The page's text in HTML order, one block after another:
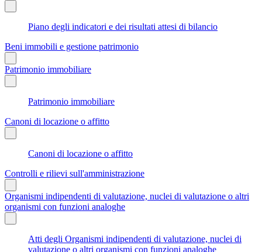
Piano degli indicatori e dei risultati attesi di bilancio
Beni immobili e gestione patrimonio
Patrimonio immobiliare
Patrimonio immobiliare
Canoni di locazione o affitto
Canoni di locazione o affitto
Controlli e rilievi sull'amministrazione
Organismi indipendenti di valutazione, nuclei di valutazione o altri
organismi con funzioni analoghe
Atti degli Organismi indipendenti di valutazione, nuclei di
valutazione o altri organismi con funzioni analoghe